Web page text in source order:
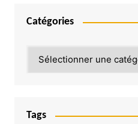
Catégories
Tags